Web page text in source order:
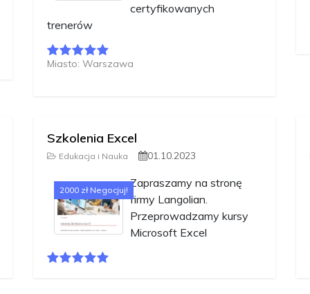
certyfikowanych
trenerów
Miasto: Warszawa
Szkolenia Excel
Edukacja i Nauka 01.10.2023
2000 zł Negocjuj!
Zapraszamy na stronę
firmy Langolian.
Przeprowadzamy kursy
Microsoft Excel